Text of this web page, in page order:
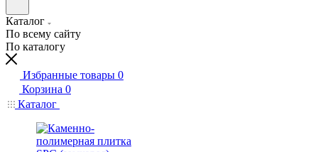
Каталог
По всему сайту
По каталогу
Избранные товары 0
Корзина 0
Каталог